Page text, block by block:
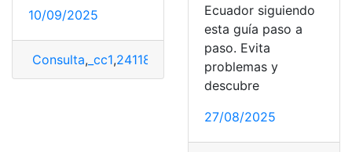
10/09/2025
Consulta, _cc1,24118
Ecuador siguiendo
esta guía paso a
paso. Evita
problemas y
descubre
27/08/2025